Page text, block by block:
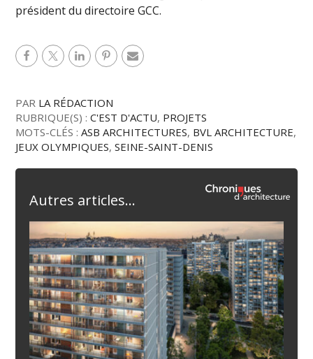
président du directoire GCC.
PAR LA RÉDACTION
RUBRIQUE(S) :C'EST D'ACTU, PROJETS
MOTS-CLÉS :ASB ARCHITECTURES, BVL ARCHITECTURE,
JEUX OLYMPIQUES,SEINE-SAINT-DENIS
Autres articles...